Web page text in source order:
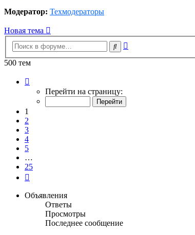
Модератор: Техмодераторы
Новая тема
Поиск
500 тем
Перейти на страницу:
1
2
3
4
5
…
25
Объявления
Ответы
Просмотры
Последнее сообщение